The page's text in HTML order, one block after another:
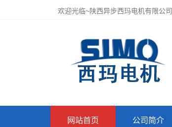
欢迎光临~陕西异步西玛电机有限公司
网站首页 公司简介